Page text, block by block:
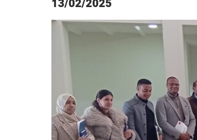
13/02/2025